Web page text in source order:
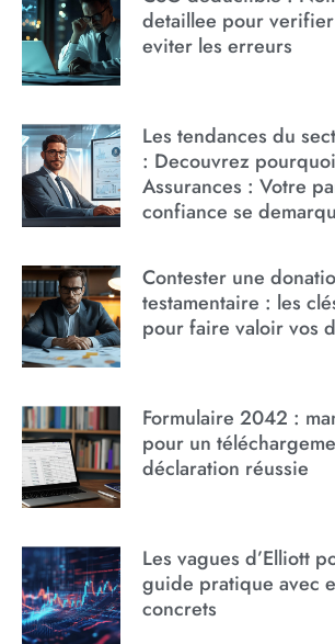
detaillee pour
eviter les erreurs
Les tendances du
: Decouvrez
Assurances : Votre
confiance se
Contester une
testamentaire : les
pour faire valoir vos
Formulaire 2042 :
pour un
déclaration réussie
Les vagues d’Elliott
guide pratique avec
concrets